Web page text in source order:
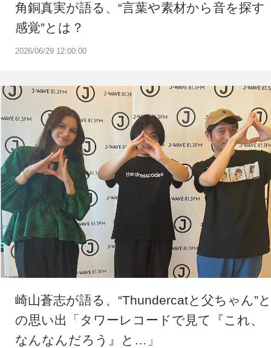
2026/06/29 12:00:00
角銅真実が語る、“言葉や素材から音を探す
感覚”とは？
崎山蒼志が語る、“Thundercatと父ちゃん”と
の思い出「タワーレコードで見て『これ、
なんなんだろう』と…」